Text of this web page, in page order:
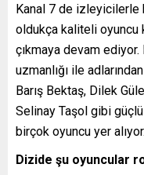
Kanal 7 de izleyicilerle
oldukça kaliteli oyuncu
çıkmaya devam
uzmanlığı ile
Barış Bektaş, Dilek
Selinay Taşol gibi
birçok oyuncu yer alıyor.
Dizide şu oyuncular